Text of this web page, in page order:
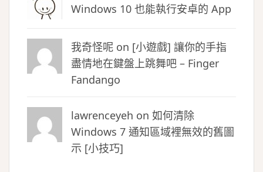
Windows 10 也能執行安卓的 App
我奇怪呢 on [小遊戲] 讓你的手指
盡情地在鍵盤上跳舞吧 – Finger
Fandango
lawrenceyeh on 如何清除
Windows 7 通知區域裡無效的舊圖
示 [小技巧]